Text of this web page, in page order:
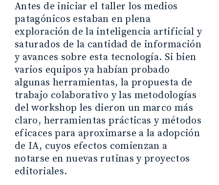
Antes de iniciar el taller los medios
patagónicos estaban en plena
exploración de la inteligencia artificial y
saturados de la cantidad de información
y avances sobre esta tecnología. Si bien
varios equipos ya habían probado
algunas herramientas, la propuesta de
trabajo colaborativo y las metodologías
del workshop les dieron un marco más
claro, herramientas prácticas y métodos
eficaces para aproximarse a la adopción
de IA, cuyos efectos comienzan a
notarse en nuevas rutinas y proyectos
editoriales.